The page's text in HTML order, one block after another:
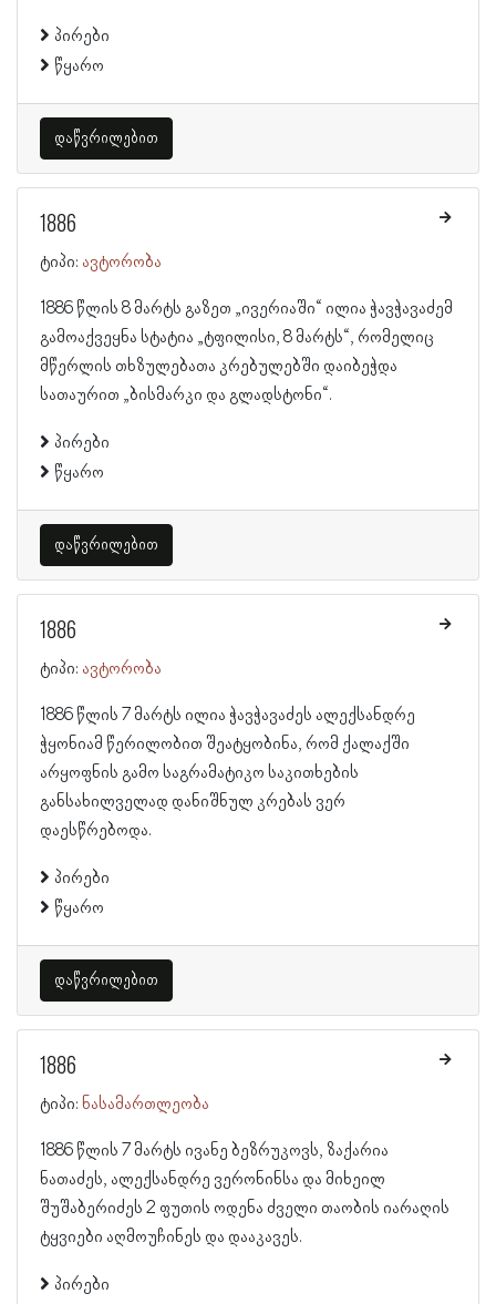
პირები
წყარო
დაწვრილებით
1886
ტიპი: ავტორობა
1886 წლის 8 მარტს გაზეთ „ივერიაში“ ილია ჭავჭავაძემ
გამოაქვეყნა სტატია „ტფილისი, 8 მარტს“, რომელიც
მწერლის თხზულებათა კრებულებში დაიბეჭდა
სათაურით „ბისმარკი და გლადსტონი“.
პირები
წყარო
დაწვრილებით
1886
ტიპი: ავტორობა
1886 წლის 7 მარტს ილია ჭავჭავაძეს ალექსანდრე
ჭყონიამ წერილობით შეატყობინა, რომ ქალაქში
არყოფნის გამო საგრამატიკო საკითხების
განსახილველად დანიშნულ კრებას ვერ
დაესწრებოდა.
პირები
წყარო
დაწვრილებით
1886
ტიპი: ნასამართლეობა
1886 წლის 7 მარტს ივანე ბეზრუკოვს, ზაქარია
ნათაძეს, ალექსანდრე ვერონინსა და მიხეილ
შუშაბერიძეს 2 ფუთის ოდენა ძველი თაობის იარაღის
ტყვიები აღმოუჩინეს და დააკავეს.
პირები